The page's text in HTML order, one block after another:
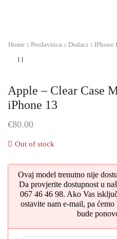
Home Prodavnica Dodaci IPhone
Apple – Clear Case
iPhone 13
€80.00
Out of stock
Ovaj model trenutno nije
Da provjerite dostupnost u
067 46 46 98. Ako Vas
ostavite nam e-mail, pa
bude